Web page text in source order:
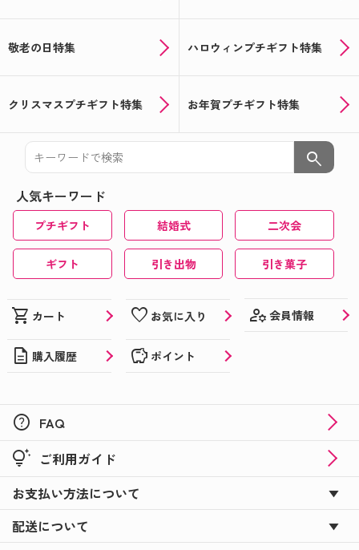
敬老の日特集 ハロウィンプチギフト特集
クリスマスプチギフト特集 お年賀プチギフト特集
search
人気キーワード
プチギフト 結婚式 二次会
ギフト 引き出物 引き菓子
shopping_cart カート favorite お気に入り manage_accounts 会員情報
description 購入履歴 savings ポイント
help FAQ
tips_and_updates ご利用ガイド
お支払い方法について
配送について